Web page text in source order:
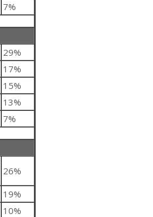
7%
29%
17%
15%
13%
7%
26%
19%
10%